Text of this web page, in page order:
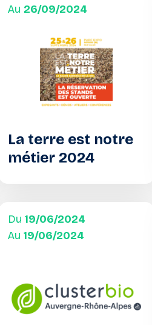
Au 26/09/2024
La terre est notre
métier 2024
Du 19/06/2024
Au 19/06/2024